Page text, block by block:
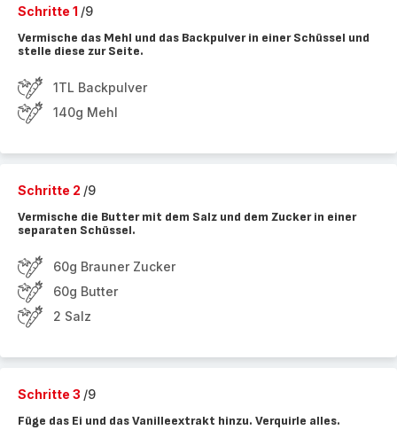
Schritte 1 /9
Vermische das Mehl und das Backpulver in einer Schüssel und
stelle diese zur Seite.
1TL Backpulver
140g Mehl
Schritte 2 /9
Vermische die Butter mit dem Salz und dem Zucker in einer
separaten Schüssel.
60g Brauner Zucker
60g Butter
2 Salz
Schritte 3 /9
Füge das Ei und das Vanilleextrakt hinzu. Verquirle alles.